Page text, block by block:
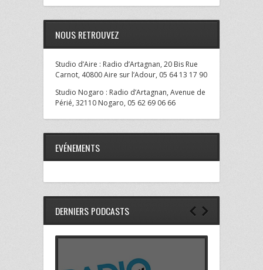
NOUS RETROUVEZ
Studio d’Aire : Radio d’Artagnan, 20 Bis Rue
Carnot, 40800 Aire sur l’Adour, 05 64 13 17 90
Studio Nogaro : Radio d’Artagnan, Avenue de
Périé, 32110 Nogaro, 05 62 69 06 66
EVÉNEMENTS
DERNIERS PODCASTS